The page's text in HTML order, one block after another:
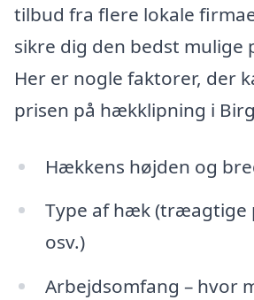
tilbud fra flere lokale
sikre dig den bedst mulige
Her er nogle faktorer, der
prisen på hækklipning i
Hækkens højden og
Type af hæk (træagtige
osv.)
Arbejdsomfang – hvor